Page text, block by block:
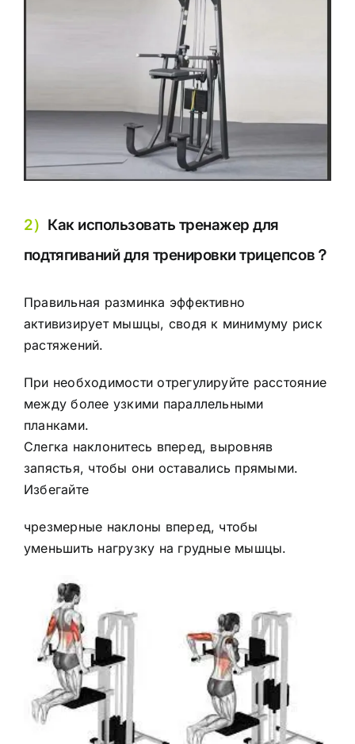
2） Как использовать тренажер для
подтягиваний для тренировки трицепсов？
Правильная разминка эффективно
активизирует мышцы, сводя к минимуму риск
растяжений.
При необходимости отрегулируйте расстояние
между более узкими параллельными
планками.
Слегка наклонитесь вперед, выровняв
запястья, чтобы они оставались прямыми.
Избегайте
чрезмерные наклоны вперед, чтобы
уменьшить нагрузку на грудные мышцы.